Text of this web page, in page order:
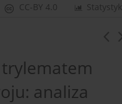
Statystyki
CC-BY 4.0
analiza